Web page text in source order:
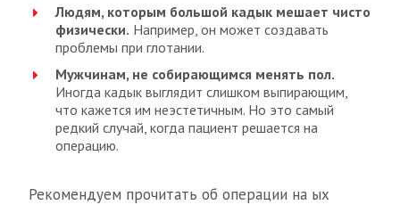
Людям, которым большой кадык мешает чисто
физически. Например, он может создавать
проблемы при глотании.
Мужчинам, не собирающимся менять пол.
Иногда кадык выглядит слишком выпирающим,
что кажется им неэстетичным. Но это самый
редкий случай, когда пациент решается на
операцию.
Рекомендуем прочитать об операции на ых